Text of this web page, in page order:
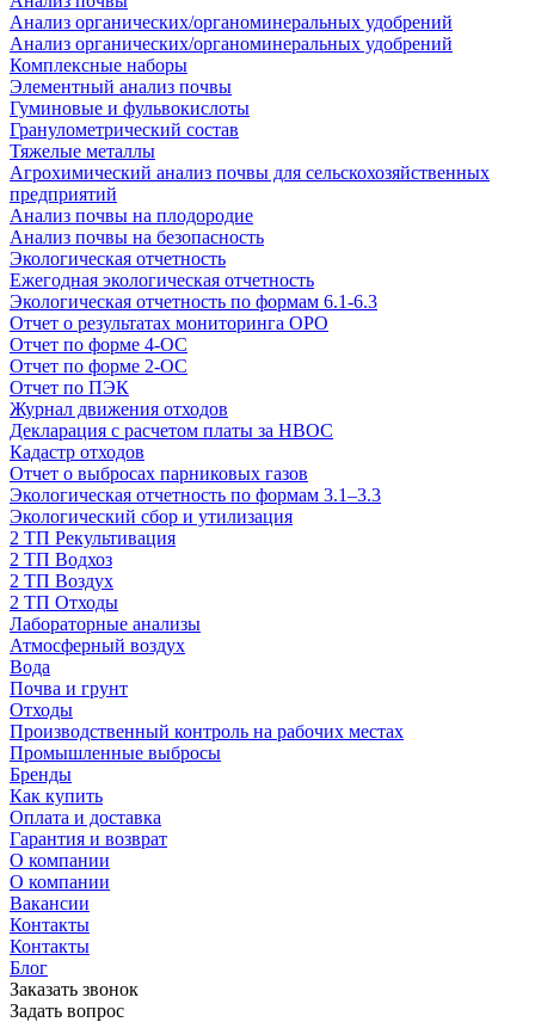
Анализ органических/органоминеральных удобрений
Анализ органических/органоминеральных удобрений
Комплексные наборы
Элементный анализ почвы
Гуминовые и фульвокислоты
Гранулометрический состав
Тяжелые металлы
Агрохимический анализ почвы для сельскохозяйственных
предприятий
Анализ почвы на плодородие
Анализ почвы на безопасность
Экологическая отчетность
Ежегодная экологическая отчетность
Экологическая отчетность по формам 6.1-6.3
Отчет о результатах мониторинга ОРО
Отчет по форме 4-ОС
Отчет по форме 2-ОС
Отчет по ПЭК
Журнал движения отходов
Декларация с расчетом платы за НВОС
Кадастр отходов
Отчет о выбросах парниковых газов
Экологическая отчетность по формам 3.1–3.3
Экологический сбор и утилизация
2 ТП Рекультивация
2 ТП Водхоз
2 ТП Воздух
2 ТП Отходы
Лабораторные анализы
Атмосферный воздух
Вода
Почва и грунт
Отходы
Производственный контроль на рабочих местах
Промышленные выбросы
Бренды
Как купить
Оплата и доставка
Гарантия и возврат
О компании
О компании
Вакансии
Контакты
Контакты
Блог
Заказать звонок
Задать вопрос